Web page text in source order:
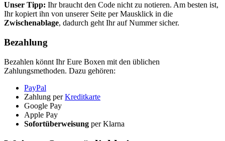
Unser Tipp: Ihr braucht den Code nicht zu notieren. Am besten ist,
Ihr kopiert ihn von unserer Seite per Mausklick in die
Zwischenablage, dadurch geht Ihr auf Nummer sicher.
Bezahlung
Bezahlen könnt Ihr Eure Boxen mit den üblichen
Zahlungsmethoden. Dazu gehören:
PayPal
Zahlung perKreditkarte
Google Pay
Apple Pay
Sofortüberweisung per Klarna